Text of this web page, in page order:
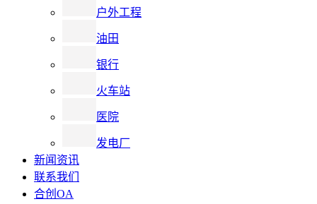
户外工程
油田
银行
火车站
医院
发电厂
新闻资讯
联系我们
合创OA